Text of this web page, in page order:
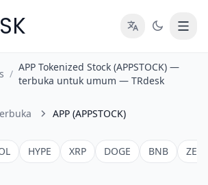
/
APP Tokenized Stock (APPSTOCK) —
terbuka untuk umum — TRdesk
APP (APPSTOCK)
HYPE XRP DOGE BNB ZEC